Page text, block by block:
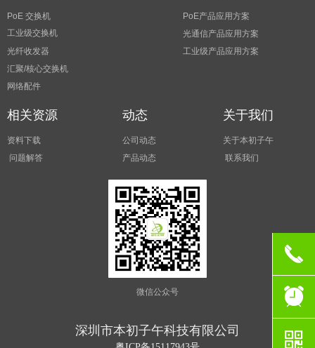
工业级交换机
PoE 交换机
光纤收发器
汇聚/核心交换机
网络配件
PoE产品应用方案
光通信产品应用方案
工业级产品应用方案
动态
公司动态
产品动态
相关资源
资料下载
问题解答
关于我们
关于本初子午
联系我们
深圳市本初子午科技有限公司
微信公众号
끅
뀥
낃